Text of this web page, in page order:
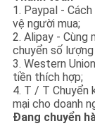
1. Paypal -
vệ người mua;
2. Alipay - Cùng
chuyển số lượng
3. Western
tiền thích hợp;
4. T / T Chuyển
mại cho doanh
Đang chuyển